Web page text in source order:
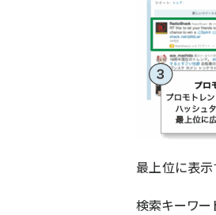
最上位に表示
検索キーワー